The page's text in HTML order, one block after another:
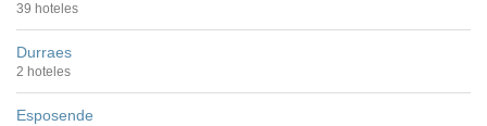
39 hoteles
Durraes
2 hoteles
Esposende